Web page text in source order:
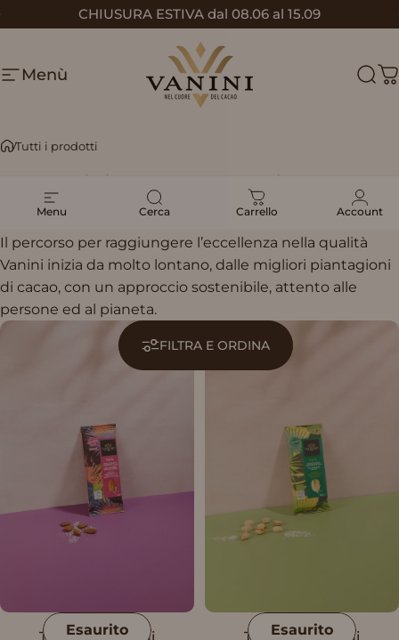
Vai direttamente ai contenuti
CHIUSURA ESTIVA dal 08.06 al 15.09
Metti in pausa presentazione
Menù Vanini
Menu Cerca Carrello Account
Tutti i prodotti
Tutti i prodotti
Il percorso per raggiungere l’eccellenza nella qualità
Vanini inizia da molto lontano, dalle migliori piantagioni
di cacao, con un approccio sostenibile, attento alle
persone ed al pianeta.
FILTRA E ORDINA
Esaurito Esaurito